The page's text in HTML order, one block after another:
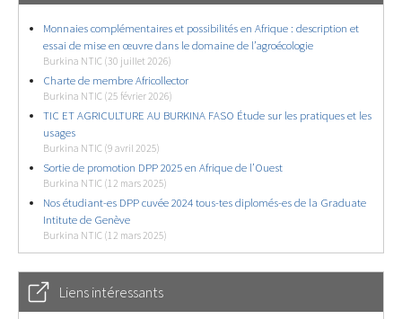
Monnaies complémentaires et possibilités en Afrique : description et
essai de mise en œuvre dans le domaine de l’agroécologie
Burkina NTIC (30 juillet 2026)
Charte de membre Africollector
Burkina NTIC (25 février 2026)
TIC ET AGRICULTURE AU BURKINA FASO Étude sur les pratiques et les
usages
Burkina NTIC (9 avril 2025)
Sortie de promotion DPP 2025 en Afrique de l’Ouest
Burkina NTIC (12 mars 2025)
Nos étudiant-es DPP cuvée 2024 tous-tes diplomés-es de la Graduate
Intitute de Genève
Burkina NTIC (12 mars 2025)
Liens intéressants